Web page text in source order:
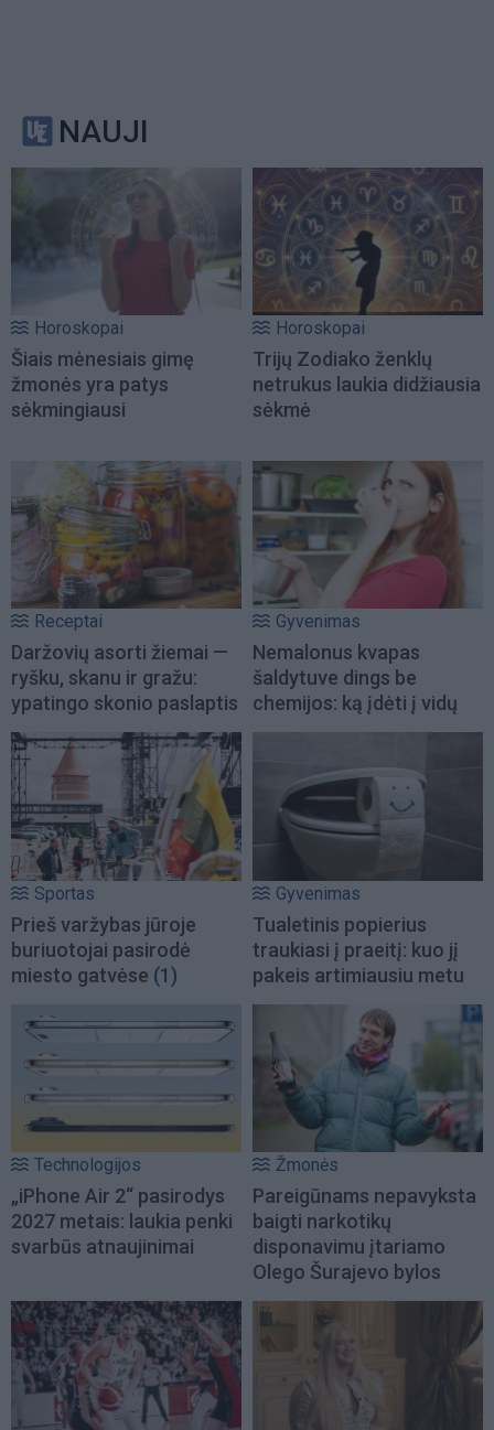
NAUJI
Horoskopai
Šiais mėnesiais gimę
žmonės yra patys
sėkmingiausi
Horoskopai
Trijų Zodiako ženklų
netrukus laukia didžiausia
sėkmė
Receptai
Daržovių asorti žiemai —
ryšku, skanu ir gražu:
ypatingo skonio paslaptis
Gyvenimas
Nemalonus kvapas
šaldytuve dings be
chemijos: ką įdėti į vidų
Sportas
Prieš varžybas jūroje
buriuotojai pasirodė
miesto gatvėse (1)
Gyvenimas
Tualetinis popierius
traukiasi į praeitį: kuo jį
pakeis artimiausiu metu
Technologijos
„iPhone Air 2“ pasirodys
2027 metais: laukia penki
svarbūs atnaujinimai
Žmonės
Pareigūnams nepavyksta
baigti narkotikų
disponavimu įtariamo
Olego Šurajevo bylos